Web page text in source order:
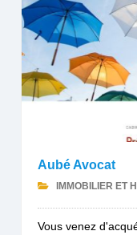
Aubé Avocat
IMMOBILIER ET
Vous venez